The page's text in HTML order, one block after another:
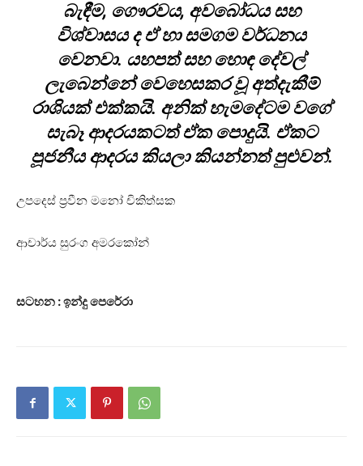
බැඳීම, ගෞරවය, අවබෝධය සහ
විශ්වාසය ද ඒ හා සමගම වර්ධනය
වෙනවා. යහපත් සහ හොඳ දේවල්
ලැබෙන්නේ වෙහෙසකර වූ අත්දැකීම්
රාශියක් එක්කයි. අනික් හැමදේටම වගේ
සැබෑ ආදරයකටත් ඒක පොදුයි. ඒකට
පූජනීය ආදරය කියලා කියන්නත් පුළුවන්.
උපදෙස් ප්‍රවීන මනෝ චිකිත්සක
ආචාර්ය සුරංග අමරකෝන්
සටහන : ඉන්දු පෙරේරා